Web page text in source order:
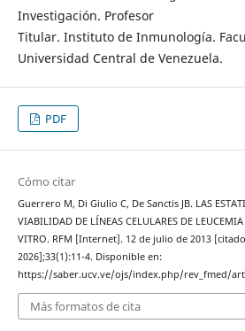
Investigación. Profesor
Titular. Instituto de Inmunología.
Universidad Central de Venezuela.
PDF
Cómo citar
Guerrero M, Di Giulio C, De Sanctis JB. LAS
VIABILIDAD DE LÍNEAS CELULARES DE
VITRO. RFM [Internet]. 12 de julio de 2013
2026];33(1):11-4. Disponible en:
https://saber.ucv.ve/ojs/index.php/rev_fmed/
Más formatos de cita